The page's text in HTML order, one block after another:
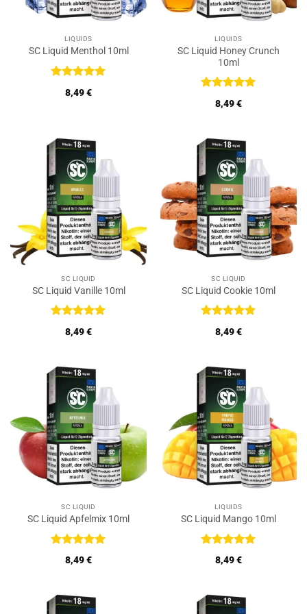
LIQUIDS
SC Liquid Menthol 10ml
Bewertet
mit5von
8,49€
LIQUIDS
SC Liquid Honey Crunch
10ml
Bewertet
mit5von
8,49€
SC LIQUID
SC Liquid Vanille 10ml
Bewertet
mit5von
8,49€
SC LIQUID
SC Liquid Cookie 10ml
Bewertet
mit5von
8,49€
SC LIQUID
SC Liquid Apfelmix 10ml
Bewertet
mit5 von
8,49€
LIQUIDS
SC Liquid Mango 10ml
Bewertet
mit5 von
8,49€